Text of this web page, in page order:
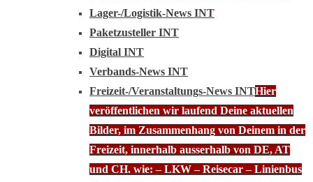
Lager-/Logistik-News INT
Paketzusteller INT
Digital INT
Verbands-News INT
Freizeit-/Veranstaltungs-News INTHier
veröffentlichen wir laufend Deine aktuellen
Bilder, im Zusammenhang von Deinem in der
Freizeit, innerhalb ausserhalb von DE, AT
und CH. wie: – LKW – Reisecar – Linienbus